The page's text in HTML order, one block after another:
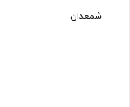
شمعدان